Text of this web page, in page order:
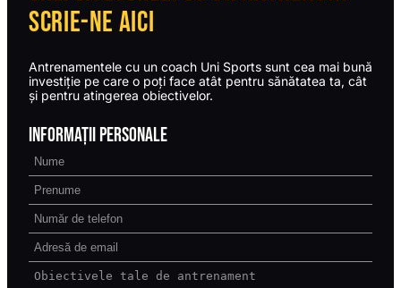
Scrie-ne aici
Antrenamentele cu un coach Uni Sports sunt cea mai bună
investiție pe care o poți face atât pentru sănătatea ta, cât
și pentru atingerea obiectivelor.
Informații personale